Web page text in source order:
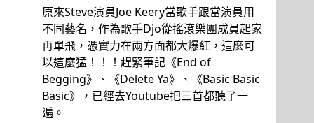
原來Steve演員Joe Keery當歌手跟當演員用
不同藝名，作為歌手Djo從搖滾樂團成員起家
再單飛，憑實力在兩方面都大爆紅，這麼可
以這麼猛！！！趕緊筆記《End of
Begging》、《Delete Ya》、《Basic Basic
Basic》，已經去Youtube把三首都聽了一
遍。